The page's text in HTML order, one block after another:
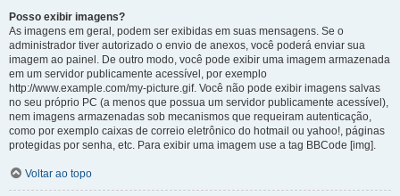
Posso exibir imagens?
As imagens em geral, podem ser exibidas em suas mensagens. Se o
administrador tiver autorizado o envio de anexos, você poderá enviar sua
imagem ao painel. De outro modo, você pode exibir uma imagem armazenada
em um servidor publicamente acessível, por exemplo
http://www.example.com/my-picture.gif. Você não pode exibir imagens salvas
no seu próprio PC (a menos que possua um servidor publicamente acessível),
nem imagens armazenadas sob mecanismos que requeiram autenticação,
como por exemplo caixas de correio eletrônico do hotmail ou yahoo!, páginas
protegidas por senha, etc. Para exibir uma imagem use a tag BBCode [img].
Voltar ao topo